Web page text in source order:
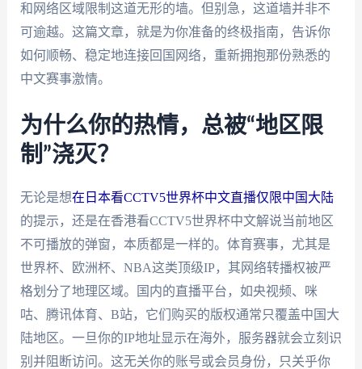
和网络区域限制这道无形的墙。但别急，这道墙并非不
可逾越。这篇文章，就是为你准备的终极指南，告诉你
如何顺畅、稳定地连接回国网络，重新拥抱那份熟悉的
中文赛事激情。
为什么你的热情，总被“地区限
制”浇灭？
无论是想在日本看CCTV5世界杯中文直播仅限中国大陆
的提示，还是在香港看CCTV5世界杯中文解说当前地区
不可播放的弹窗，本质都是一样的。体育赛事，尤其是
世界杯、欧洲杯、NBA这类顶级IP，其网络转播权被严
格划分了地理区域。国内的直播平台，如央视频、咪
咕、腾讯体育、B站，它们购买的版权通常只覆盖中国大
陆地区。一旦你的IP地址显示在海外，服务器就会立刻识
别并阻断访问。这无关你的账号或会员身份，只关乎你